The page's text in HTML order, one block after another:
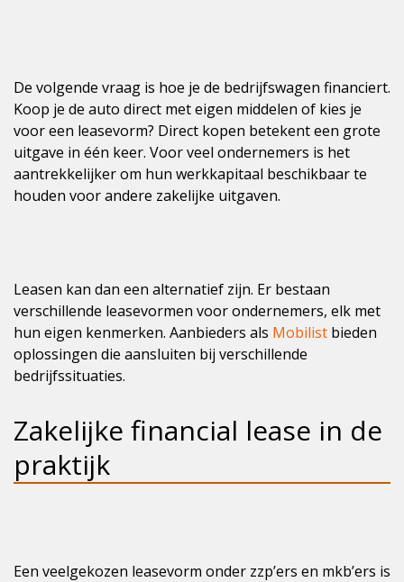
De volgende vraag is hoe je de bedrijfswagen financiert.
Koop je de auto direct met eigen middelen of kies je
voor een leasevorm? Direct kopen betekent een grote
uitgave in één keer. Voor veel ondernemers is het
aantrekkelijker om hun werkkapitaal beschikbaar te
houden voor andere zakelijke uitgaven.
Leasen kan dan een alternatief zijn. Er bestaan
verschillende leasevormen voor ondernemers, elk met
hun eigen kenmerken. Aanbieders als Mobilist bieden
oplossingen die aansluiten bij verschillende
bedrijfssituaties.
Zakelijke financial lease in de
praktijk
Een veelgekozen leasevorm onder zzp’ers en mkb’ers is